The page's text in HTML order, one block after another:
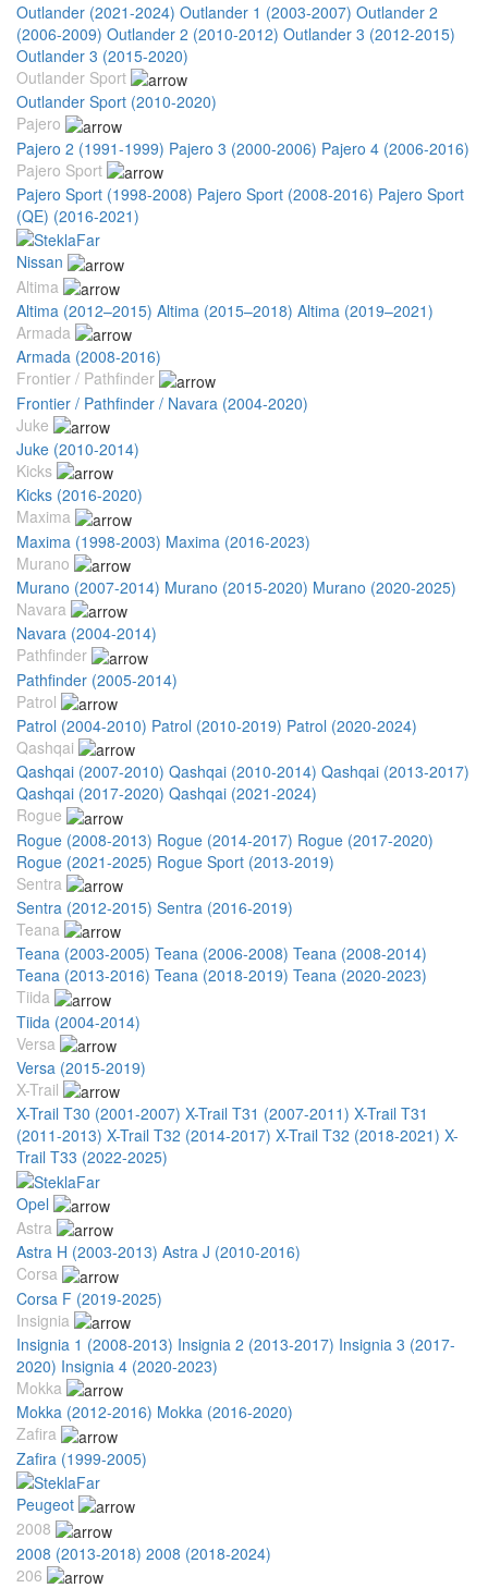
Outlander (2021-2024) Outlander 1 (2003-2007) Outlander 2
(2006-2009) Outlander 2 (2010-2012) Outlander 3 (2012-2015)
Outlander 3 (2015-2020)
Outlander Sport
Outlander Sport (2010-2020)
Pajero
Pajero 2 (1991-1999) Pajero 3 (2000-2006) Pajero 4 (2006-2016)
Pajero Sport
Pajero Sport (1998-2008) Pajero Sport (2008-2016) Pajero Sport
(QE) (2016-2021)
Nissan
Altima
Altima (2012–2015) Altima (2015–2018) Altima (2019–2021)
Armada
Armada (2008-2016)
Frontier / Pathfinder
Frontier / Pathfinder / Navara (2004-2020)
Juke
Juke (2010-2014)
Kicks
Kicks (2016-2020)
Maxima
Maxima (1998-2003) Maxima (2016-2023)
Murano
Murano (2007-2014) Murano (2015-2020) Murano (2020-2025)
Navara
Navara (2004-2014)
Pathfinder
Pathfinder (2005-2014)
Patrol
Patrol (2004-2010) Patrol (2010-2019) Patrol (2020-2024)
Qashqai
Qashqai (2007-2010) Qashqai (2010-2014) Qashqai (2013-2017)
Qashqai (2017-2020) Qashqai (2021-2024)
Rogue
Rogue (2008-2013) Rogue (2014-2017) Rogue (2017-2020)
Rogue (2021-2025) Rogue Sport (2013-2019)
Sentra
Sentra (2012-2015) Sentra (2016-2019)
Teana
Teana (2003-2005) Teana (2006-2008) Teana (2008-2014)
Teana (2013-2016) Teana (2018-2019) Teana (2020-2023)
Tiida
Tiida (2004-2014)
Versa
Versa (2015-2019)
X-Trail
X-Trail T30 (2001-2007) X-Trail T31 (2007-2011) X-Trail T31
(2011-2013) X-Trail T32 (2014-2017) X-Trail T32 (2018-2021) X-
Trail T33 (2022-2025)
Opel
Astra
Astra H (2003-2013) Astra J (2010-2016)
Corsa
Corsa F (2019-2025)
Insignia
Insignia 1 (2008-2013) Insignia 2 (2013-2017) Insignia 3 (2017-
2020) Insignia 4 (2020-2023)
Mokka
Mokka (2012-2016) Mokka (2016-2020)
Zafira
Zafira (1999-2005)
Peugeot
2008
2008 (2013-2018) 2008 (2018-2024)
206